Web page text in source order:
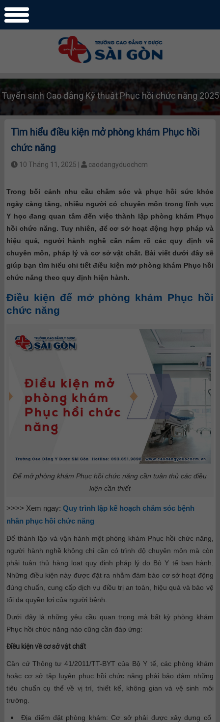
Tuyển sinh Cao đẳng Kỹ thuật Phục hồi chức năng 2025
Tìm hiểu điều kiện mở phòng khám Phục hồi
chức năng
10 Tháng 11, 2025 | caodangyduochcm
Trong bối cảnh nhu cầu chăm sóc và phục hồi sức khỏe
ngày càng tăng, nhiều người có chuyên môn trong lĩnh vực
Y học đang quan tâm đến việc thành lập phòng khám Phục
hồi chức năng. Tuy nhiên, để cơ sở hoạt động hợp pháp và
hiệu quả, người hành nghề cần nắm rõ các quy định về
chuyên môn, pháp lý và cơ sở vật chất. Bài viết dưới đây sẽ
giúp bạn tìm hiểu chi tiết điều kiện mở phòng khám Phục hồi
chức năng theo quy định hiện hành.
Điều kiện để mở phòng khám Phục hồi
chức năng
Để mở phòng khám Phục hồi chức năng cần tuân thủ các điều
kiện cần thiết
>>>> Xem ngay:Quy trình lập kế hoạch chăm sóc bệnh
nhân phục hồi chức năng
Để thành lập và vận hành một phòng khám Phục hồi chức năng,
người hành nghề không chỉ cần có trình độ chuyên môn mà còn
phải tuân thủ hàng loạt quy định pháp lý do Bộ Y tế ban hành.
Những điều kiện này được đặt ra nhằm đảm bảo cơ sở hoạt động
đúng chuẩn, cung cấp dịch vụ điều trị an toàn, hiệu quả và bảo vệ
tối đa quyền lợi của người bệnh.
Dưới đây là những yêu cầu quan trọng mà bất kỳ phòng khám
Phục hồi chức năng nào cũng cần đáp ứng:
Điều kiện về cơ sở vật chất
Căn cứ Thông tư 41/2011/TT-BYT của Bộ Y tế, các phòng khám
hoặc cơ sở tập luyện phục hồi chức năng phải bảo đảm những
tiêu chuẩn cụ thể về vị trí, thiết kế, không gian và vệ sinh môi
trường.
Địa điểm đặt phòng khám: Cơ sở phải được xây dựng cố